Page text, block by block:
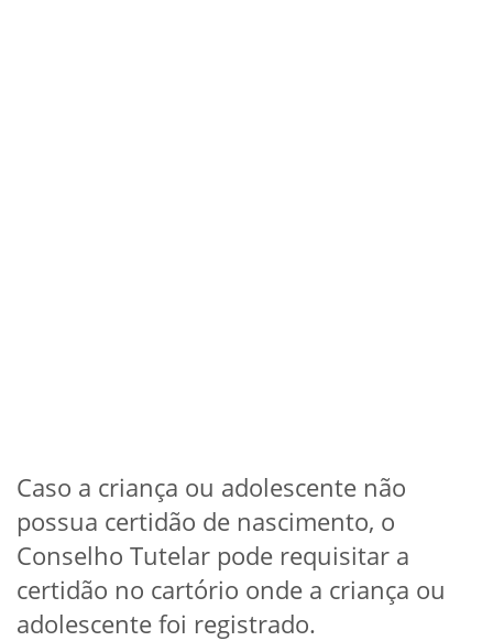
Caso a criança ou adolescente não
possua certidão de nascimento, o
Conselho Tutelar pode requisitar a
certidão no cartório onde a criança ou
adolescente foi registrado.